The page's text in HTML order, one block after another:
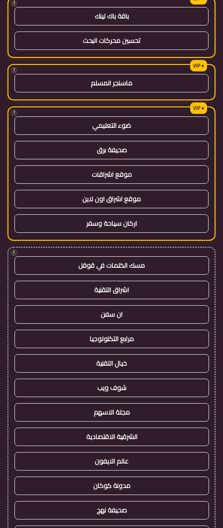
!
باقة باك لينك
تحسين محركات البحث
!
ماسنجر المسلم
!
ضوء التعليمي
صحيفة برق
موقع اشراقات
موقع اشراق اون لاين
اركان سياحة وسفر
!
مسك الكلمات في قوقل
اشراق التقنية
ان سفن
مرابع التكنولوجيا
خيال التقنية
شوف ويب
مجلة الاسهم
الشرقية الاقتصادية
عالم الايفون
مدونة كوكان
صحيفة نهج